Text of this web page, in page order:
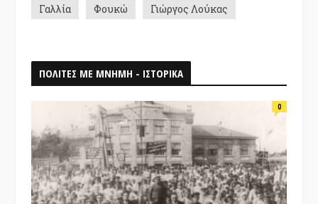
Γαλλία
Φουκώ Γιώργος Λούκας
ΠΟΛΙΤΕΣ ΜΕ ΜΝΗΜΗ - ΙΣΤΟΡΙΚΑ
0